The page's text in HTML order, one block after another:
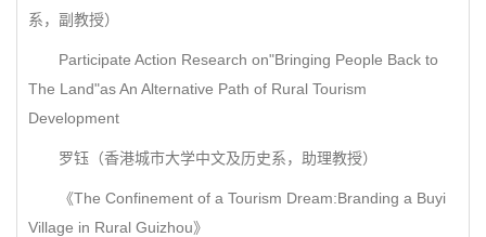
系，副教授）
Participate Action Research on"Bringing People Back to
The Land"as An Alternative Path of Rural Tourism
Development
罗钰（香港城市大学中文及历史系，助理教授）
《The Confinement of a Tourism Dream:Branding a Buyi
Village in Rural Guizhou》